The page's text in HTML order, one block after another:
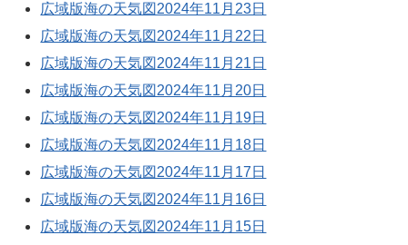
広域版海の天気図2024年11月23日
広域版海の天気図2024年11月22日
広域版海の天気図2024年11月21日
広域版海の天気図2024年11月20日
広域版海の天気図2024年11月19日
広域版海の天気図2024年11月18日
広域版海の天気図2024年11月17日
広域版海の天気図2024年11月16日
広域版海の天気図2024年11月15日